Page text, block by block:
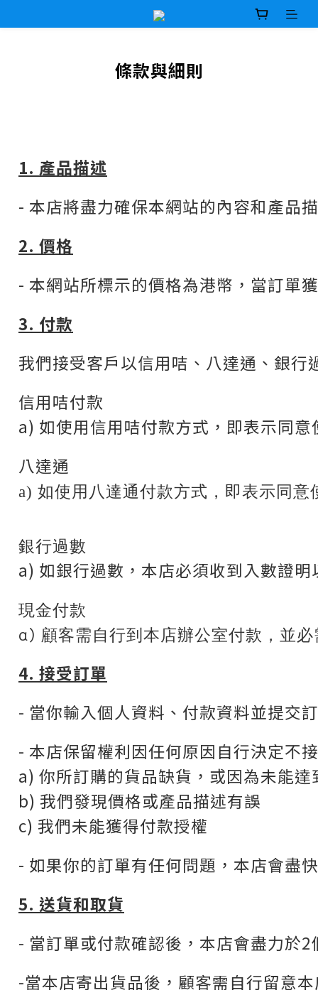
條款與細則
1. 產品描述
- 本店將盡力確保本網站的內容和產品
2. 價格
- 本網站所標示的價格為港幣，當訂單
3. 付款
我們接受客戶以信用咭、八達通、銀行
信用咭付款
a) 如使用信用咭付款方式，即表示同
八達通
a) 如使用 八達通付款方式，即表示同意
銀行過數
a) 如銀行過數，本店必須收到入數證
現金付款
a) 顧客需自行到本店辦公室付款，並
4. 接受訂單
- 當你輸入個人資料、付款資料並提交
- 本店保留權利因任何原因自行決定不
a) 你所訂購的貨品缺貨，或因為未能
b) 我們發現價格或產品描述有誤
c) 我們未能獲得付款授權
- 如果你的訂單有任何問題，本店會盡
5. 送貨和取貨
- 當訂單或付款確認後，本店會盡力於
-當本店寄出貨品後，顧客需自行留意